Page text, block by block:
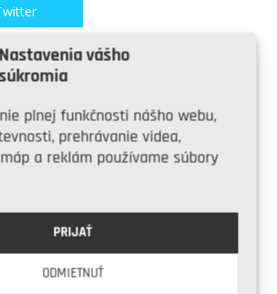
Nastavenia vášho
súkromia
plnej funkčnosti nášho webu,
prehrávanie videa,
a reklám používame súbory
PRIJAŤ
ODMIETNUŤAkú projektovú